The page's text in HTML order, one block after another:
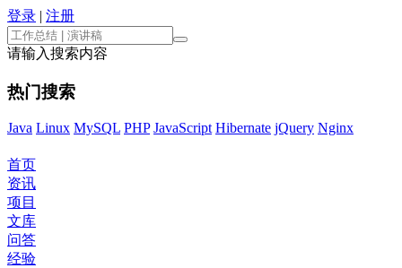
登录 | 注册
请输入搜索内容
热门搜索
Java Linux MySQL PHP JavaScript Hibernate jQuery Nginx
首页
资讯
项目
文库
问答
经验